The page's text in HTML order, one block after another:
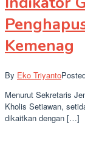
Kemenag
By Eko Triyanto
Menurut Sekretaris
Kholis Setiawan,
dikaitkan dengan […]